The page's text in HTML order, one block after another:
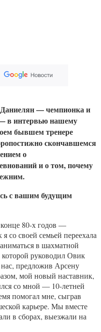
— чемпионка и
— в интервью нашему
бывшем тренере
скончавшемся
о
и о том, почему
с вашим будущим
80-х годов —
со своей семьей переехала
в шахматной
руководил Овик
предложив Арсену
мой новый наставник,
со мной — 10-летней
помогал мне, сыграв
карьере. Мы вместе
в сборах, выезжали на